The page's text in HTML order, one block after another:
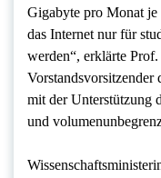
Gigabyte pro Monat
das Internet nur für
werden“, erklärte
Vorstandsvorsitzender
mit der Unterstützung
und